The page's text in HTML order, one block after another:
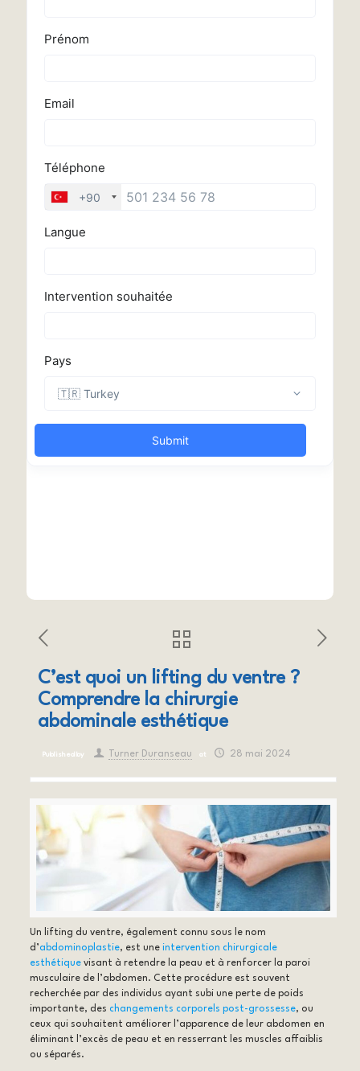
C’est quoi un lifting du ventre ?
Comprendre la chirurgie
abdominale esthétique
Published by Turner Duranseau at 28 mai 2024
Un lifting du ventre, également connu sous le nom
d’abdominoplastie, est une intervention chirurgicale
esthétiquevisant à retendre la peau et à renforcer la paroi
musculaire de l’abdomen. Cette procédure est souvent
recherchée par des individus ayant subi une perte de poids
importante, des changements corporels post-grossesse, ou
ceux qui souhaitent améliorer l’apparence de leur abdomen en
éliminant l’excès de peau et en resserrant les muscles affaiblis
ou séparés.